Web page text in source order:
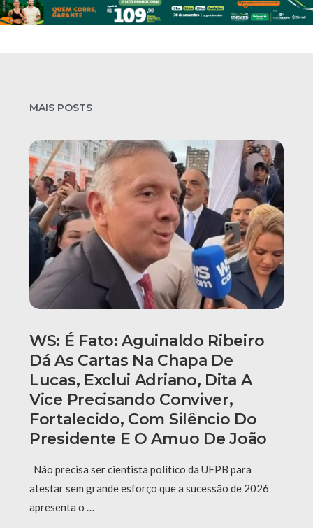
MAIS POSTS
WS: É Fato: Aguinaldo Ribeiro
Dá As Cartas Na Chapa De
Lucas, Exclui Adriano, Dita A
Vice Precisando Conviver,
Fortalecido, Com Silêncio Do
Presidente E O Amuo De João
Não precisa ser cientista político da UFPB para
atestar sem grande esforço que a sucessão de 2026
apresenta o …